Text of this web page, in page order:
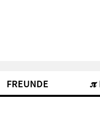
FREUNDE 𝝅